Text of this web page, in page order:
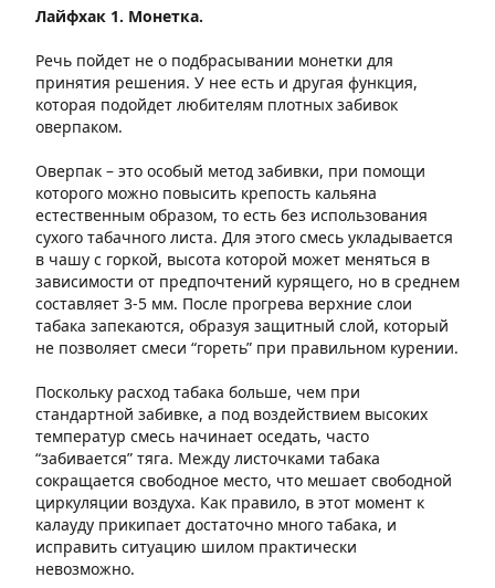
Лайфхак 1. Монетка.
Речь пойдет не о подбрасывании монетки для
принятия решения. У нее есть и другая функция,
которая подойдет любителям плотных забивок
оверпаком.
Оверпак – это особый метод забивки, при помощи
которого можно повысить крепость кальяна
естественным образом, то есть без использования
сухого табачного листа. Для этого смесь укладывается
в чашу с горкой, высота которой может меняться в
зависимости от предпочтений курящего, но в среднем
составляет 3-5 мм. После прогрева верхние слои
табака запекаются, образуя защитный слой, который
не позволяет смеси “гореть” при правильном курении.
Поскольку расход табака больше, чем при
стандартной забивке, а под воздействием высоких
температур смесь начинает оседать, часто
“забивается” тяга. Между листочками табака
сокращается свободное место, что мешает свободной
циркуляции воздуха. Как правило, в этот момент к
калауду прикипает достаточно много табака, и
исправить ситуацию шилом практически
невозможно.